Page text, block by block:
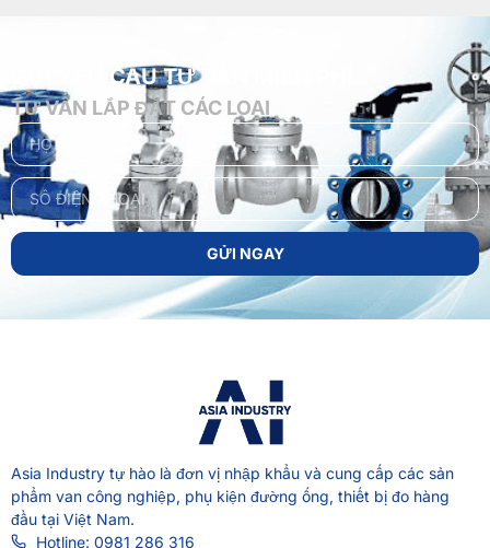
GỬI YÊU CẦU TƯ VẤN MIỄN PHÍ
TƯ VẤN LẮP ĐẶT CÁC LOẠI
GỬI NGAY
Asia Industry tự hào là đơn vị nhập khẩu và cung cấp các sản
phẩm van công nghiệp, phụ kiện đường ống, thiết bị đo hàng
đầu tại Việt Nam.
Hotline: 0981 286 316